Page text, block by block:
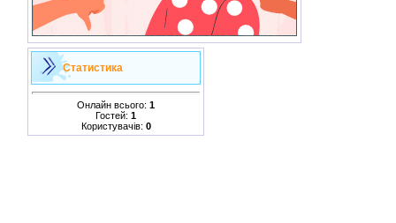
Статистика
Онлайн всього: 1
Гостей: 1
Користувачів: 0